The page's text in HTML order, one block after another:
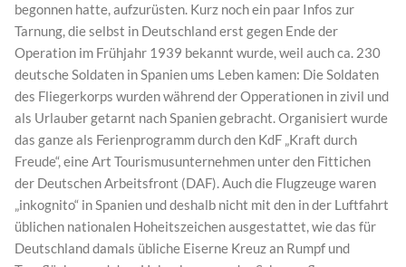
begonnen hatte, aufzurüsten. Kurz noch ein paar Infos zur
Tarnung, die selbst in Deutschland erst gegen Ende der
Operation im Frühjahr 1939 bekannt wurde, weil auch ca. 230
deutsche Soldaten in Spanien ums Leben kamen: Die Soldaten
des Fliegerkorps wurden während der Opperationen in zivil und
als Urlauber getarnt nach Spanien gebracht. Organisiert wurde
das ganze als Ferienprogramm durch den KdF „Kraft durch
Freude“, eine Art Tourismusunternehmen unter den Fittichen
der Deutschen Arbeitsfront (DAF). Auch die Flugzeuge waren
„inkognito“ in Spanien und deshalb nicht mit den in der Luftfahrt
üblichen nationalen Hoheitszeichen ausgestattet, wie das für
Deutschland damals übliche Eiserne Kreuz an Rumpf und